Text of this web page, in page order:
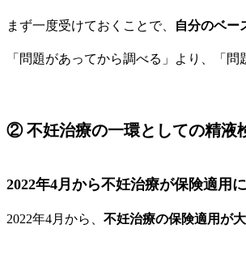
まず一度受けておくことで、 自分のベー
「問題があってから調べる」より、「
② 不妊治療の一環としての精液
2022年4月から不妊治療が保険適用に
2022年4月から、 不妊治療の保険適用が